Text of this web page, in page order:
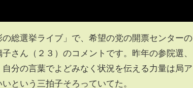
総選挙ライブ」で、希望の党の開票センターの
さん（２３）のコメントです。昨年の参院選、
分の言葉でよどみなく状況を伝える力量は局ア
という三拍子そろっていてた。